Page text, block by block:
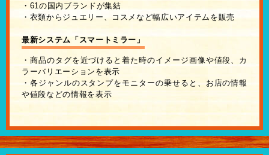
・61の国内ブランドが集結
・衣類からジュエリー、コスメなど幅広いアイテムを販売
最新システム「スマートミラー」
・商品のタグを近づけると着た時のイメージ画像や値段、カ
ラーバリエーションを表示
・各ジャンルのスタンプをモニターの乗せると、お店の情報
や値段などの情報を表示